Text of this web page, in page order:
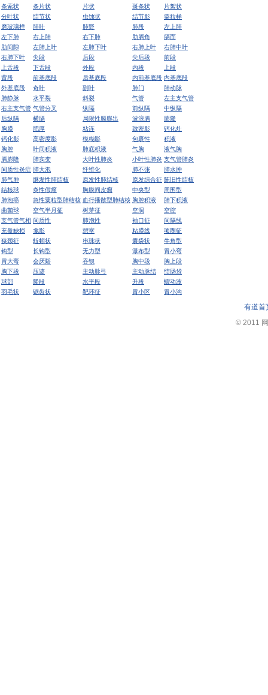
条索状
条片状 片状 斑条状
片絮状
分叶状
结节状 虫蚀状 结节影
粟粒样
磨玻璃样
肺叶 肺野 肺段
左上肺
左下肺
右上肺 右下肺 肋膈角
膈面
肋间隙
左肺上叶 左肺下叶 右肺上叶
右肺中叶
右肺下叶
尖段 后段 尖后段
前段
上舌段
下舌段 外段 内段
上段
背段
前基底段 后基底段 内前基底段 内基底段
外基底段
奇叶 副叶 肺门
肺动脉
肺静脉
水平裂 斜裂 气管
左主支气管
右主支气管 气管分叉 纵隔 前纵隔
中纵隔
后纵隔
横膈 局限性膈膨出 波浪膈
膨隆
胸膜
肥厚 粘连 致密影
钙化灶
钙化影
高密度影 模糊影 包裹性
积液
胸腔
叶间积液 肺底积液 气胸
液气胸
膈膨隆
肺实变 大叶性肺炎 小叶性肺炎 支气管肺炎
间质性炎症 肺大泡 纤维化 肺不张
肺水肿
肺气肿
继发性肺结核 原发性肺结核 原发综合征 陈旧性结核
结核球
炎性假瘤 胸膜间皮瘤 中央型
周围型
肺泡癌
急性粟粒型肺结核 血行播散型肺结核 胸腔积液
肺下积液
曲菌球
空气半月征 树芽征 空洞
空腔
支气管气相 间质性 肺泡性 袖口征
间隔线
充盈缺损
龛影 憩室 粘膜线
项圈征
狭颈征
蚯蚓状 串珠状 囊袋状
牛角型
钩型
长钩型 无力型 瀑布型
胃小弯
胃大弯
会厌谿 吞钡 胸中段
胸上段
胸下段
压迹 主动脉弓 主动脉结
结肠袋
球部
降段 水平段 升段
蠕动波
羽毛状
锯齿状 靶环征 胃小区 胃小沟
有道首
© 2011